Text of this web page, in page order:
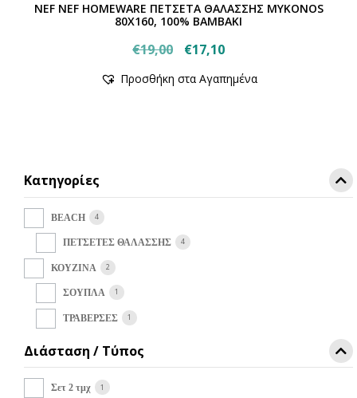
NEF NEF HOMEWARE ΠΕΤΣΕΤΑ ΘΑΛΑΣΣΗΣ MYKONOS
80X160, 100% BAMBAKI
€19,00
Original
was:
€17,10Η
τιμή
Προσθήκη στα Αγαπημένα
Κατηγορίες
BEACH 4
ΠΕΤΣΕΤΕΣ ΘΑΛΑΣΣΗΣ 4
ΚΟΥΖΙΝΑ 2
ΣΟΥΠΛΑ 1
ΤΡΑΒΕΡΣΕΣ 1
Διάσταση / Τύπος
Σετ 2 τμχ 1